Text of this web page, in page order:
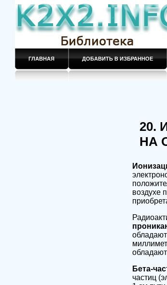
ГЛАВНАЯ ДОБАВИТЬ В ИЗБРАННОЕ
20.
НА
воздухе
обладают
Бета-
частиц